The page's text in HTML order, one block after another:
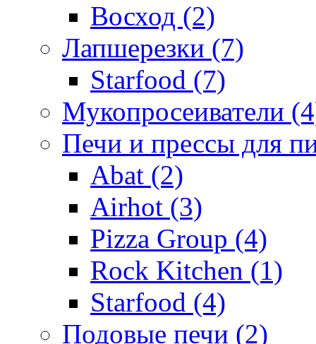
Восход (2)
Лапшерезки (7)
Starfood (7)
Мукопросеиватели
Печи и прессы для
Abat (2)
Airhot (3)
Pizza Group (4)
Rock Kitchen (1)
Starfood (4)
Подовые печи (2)